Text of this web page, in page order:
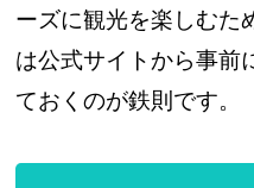
ーズに観光を楽しむた
は公式サイトから事前
ておくのが鉄則です。